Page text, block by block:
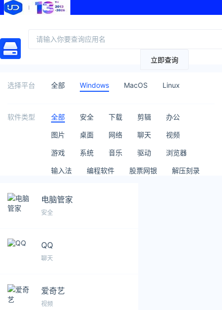
立即查询
选择平台 全部 Windows MacOS Linux
软件类型 全部 安全 下载 剪辑 办公
图片 桌面 网络 聊天 视频
游戏 系统 音乐 驱动 浏览器
输入法 编程软件 股票网银 解压刻录
电脑管家
安全
QQ
聊天
爱奇艺
视频